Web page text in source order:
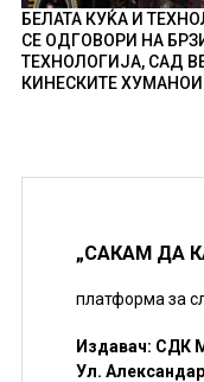
БЕЛАТА КУЌА И
СЕ ОДГОВОРИ НА
ТЕХНОЛОГИЈА, САД
КИНЕСКИТЕ
„САКАМ ДА
платформа за
Издавач: СДК
Ул.